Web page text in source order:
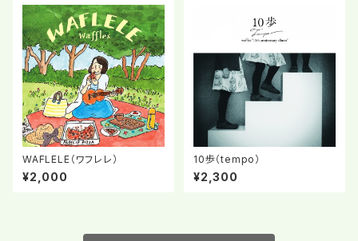
WAFLELE（ワフレレ）
¥2,000
10歩（tempo）
¥2,300